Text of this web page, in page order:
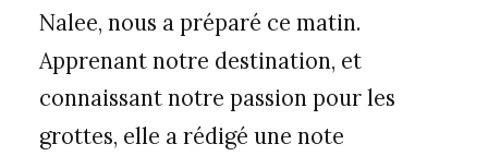
Nalee, nous a préparé ce matin.
Apprenant notre destination, et
connaissant notre passion pour les
grottes, elle a rédigé une note